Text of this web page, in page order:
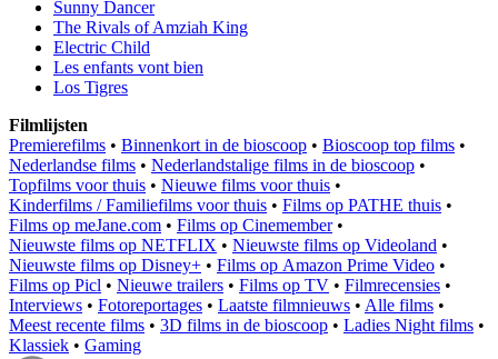
Sunny Dancer
The Rivals of Amziah King
Electric Child
Les enfants vont bien
Los Tigres
Filmlijsten
Premierefilms • Binnenkort in de bioscoop • Bioscoop top films •
Nederlandse films • Nederlandstalige films in de bioscoop •
Topfilms voor thuis • Nieuwe films voor thuis •
Kinderfilms / Familiefilms voor thuis • Films op PATHE thuis •
Films op meJane.com • Films op Cinemember•
Nieuwste films op NETFLIX • Nieuwste films op Videoland •
Nieuwste films op Disney+ • Films op Amazon Prime Video •
Films op Picl • Nieuwe trailers • Films op TV • Filmrecensies •
Interviews • Fotoreportages • Laatste filmnieuws • Alle films •
Meest recente films • 3D films in de bioscoop • Ladies Night films •
Klassiek • Gaming